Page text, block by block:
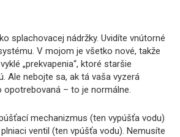
splachovacej nádržky. Uvidíte vnútorné
V mojom je všetko nové, takže
„prekvapenia“, ktoré staršie
Ale nebojte sa, ak tá vaša vyzerá
opotrebovaná – to je normálne.
mechanizmus (ten vypúšťa vodu)
ventil (ten vpúšťa vodu). Nemusíte